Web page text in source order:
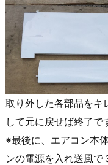
取り外した各部品をキ
して元に戻せば終了で
※最後に、エアコン本
ンの電源を入れ送風で